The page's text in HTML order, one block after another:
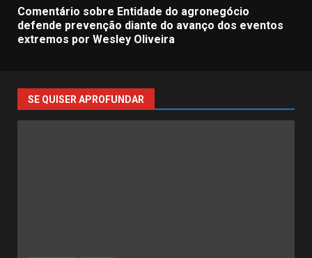
Comentário sobre Entidade do agronegócio
defende prevenção diante do avanço dos eventos
extremos por Wesley Oliveira
SE QUISER APROFUNDAR